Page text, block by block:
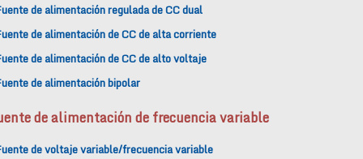
de alimentación regulada de CC dual
de alimentación de CC de alta corriente
de alimentación de CC de alto voltaje
de alimentación bipolar
de alimentación de frecuencia variable
de voltaje variable/frecuencia variable